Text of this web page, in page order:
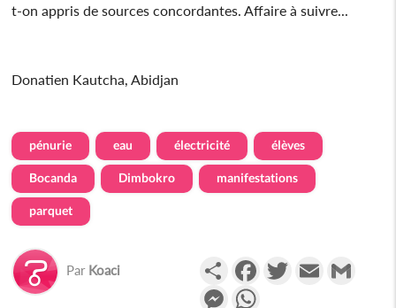
t-on appris de sources concordantes. Affaire à suivre...
Donatien Kautcha, Abidjan
pénurie eau électricité élèves
Bocanda Dimbokro manifestations
parquet
Par Koaci PartagerFacebookTwitterEmail
Messenger